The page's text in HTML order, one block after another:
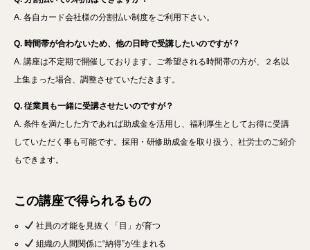
A. 各自カード会社様の分割払い制度をご利用下さい。
Q. 時間帯が合わないため、他の日時で受講したいのですが？
A. 講座は不定期で開催しております。ご希望される時間帯の方が、２名以
上集まった場合、調整させていただきます。
Q. 従業員も一緒に受講させたいのですが？
A. 条件を満たした方であれば助成金を活用し、福利厚生としてお得に受講
していただく事も可能です。採用・研修助成金を取り扱う、社労士のご紹介
もできます。
この講座で得られるもの
社員の才能を見抜く「目」が育つ
組織の人間関係に“納得”が生まれる